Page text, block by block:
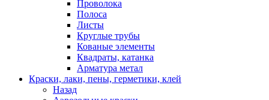
Проволока
Полоса
Листы
Круглые трубы
Кованые элементы
Квадраты, катанка
Арматура метал
Краски, лаки, пены, герметики, клей
Назад